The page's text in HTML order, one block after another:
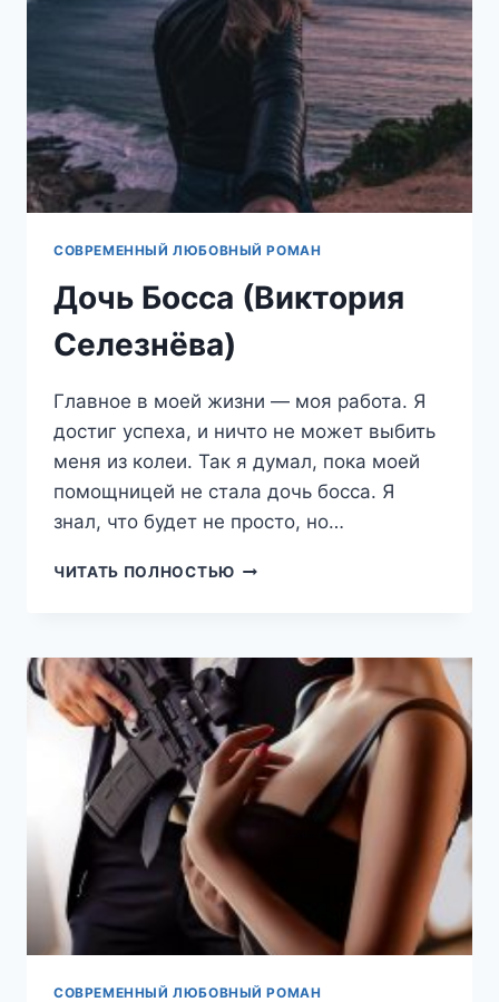
ЛЕМАНН)
СОВРЕМЕННЫЙ ЛЮБОВНЫЙ РОМАН
Дочь Босса (Виктория
Селезнёва)
Главное в моей жизни — моя работа. Я
достиг успеха, и ничто не может выбить
меня из колеи. Так я думал, пока моей
помощницей не стала дочь босса. Я
знал, что будет не просто, но…
ЧИТАТЬ ПОЛНОСТЬЮ ДОЧЬ
СОВРЕМЕННЫЙ ЛЮБОВНЫЙ РОМАН